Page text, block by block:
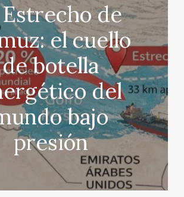
de
el cuello
de botella
del
bajo
presión